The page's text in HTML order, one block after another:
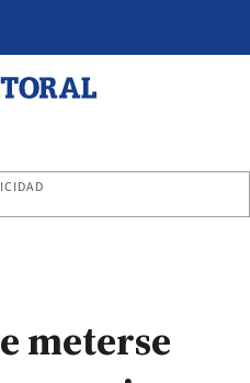
meterse